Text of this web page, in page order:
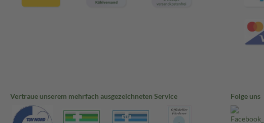
Vertraue unserem mehrfach ausgezeichneten Service Folge uns